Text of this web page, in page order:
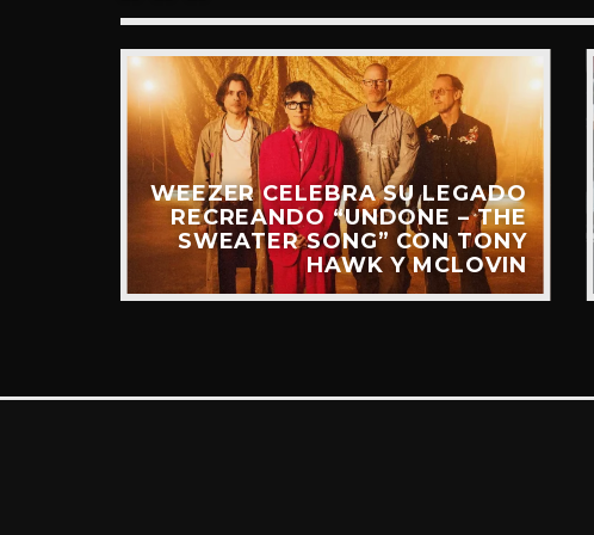
WEEZER CELEBRA SU LEGADO
RECREANDO “UNDONE – THE
SWEATER SONG” CON TONY
HAWK Y MCLOVIN